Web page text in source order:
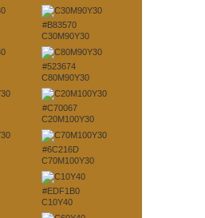
#B83570
C30M90Y30
#523674
C80M90Y30
#C70067
C20M100Y30
#6C216D
C70M100Y30
#EDF1B0
C10Y40